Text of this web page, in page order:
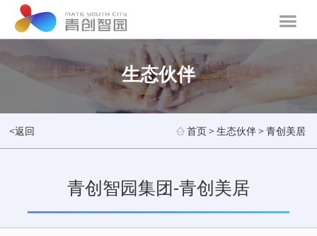
生态伙伴
<返回 首页>生态伙伴>青创美居
青创智园集团-青创美居